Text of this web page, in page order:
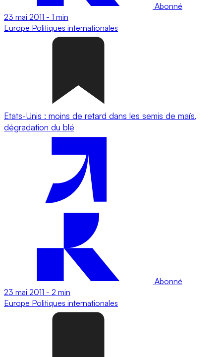
Abonné
23 mai 2011 - 1 min
Europe Politiques internationales
Etats-Unis : moins de retard dans les semis de maïs,
dégradation du blé
Abonné
23 mai 2011 - 2 min
Europe Politiques internationales